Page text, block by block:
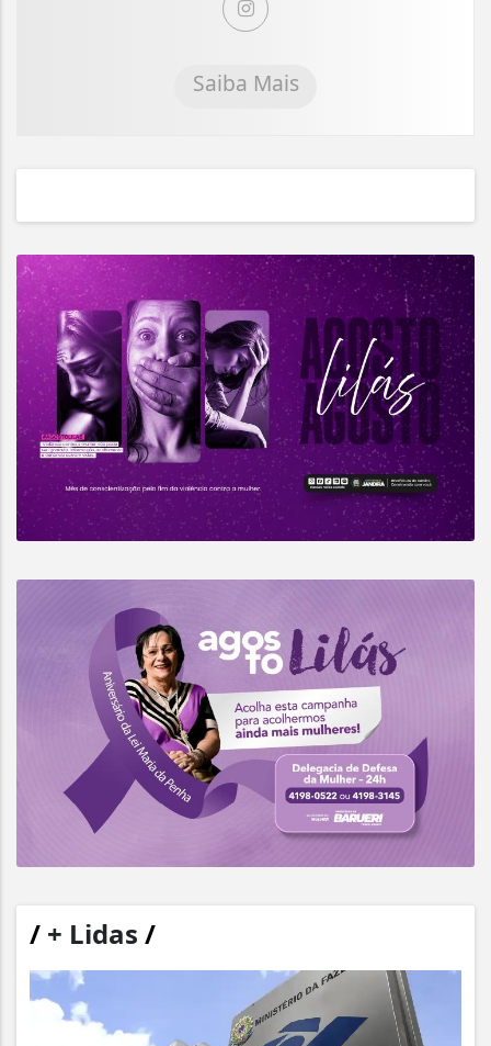
Saiba Mais
/ + Lidas /